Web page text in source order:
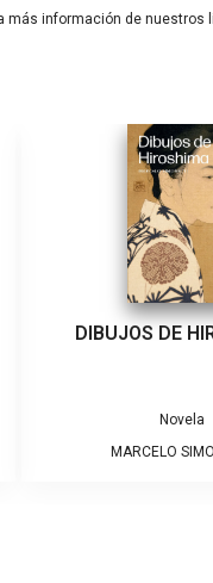
más información de
DIBUJOS DE
Novela
MARCELO